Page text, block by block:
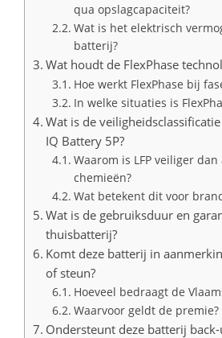
qua opslagcapaciteit?
Wat is het elektrisch
batterij?
Wat houdt de FlexPhase
Hoe werkt FlexPhase bij
In welke situaties is
Wat is de
IQ Battery 5P?
Waarom is LFP veiliger
chemieën?
Wat betekent dit voor
Wat is de gebruiksduur en
thuisbatterij?
Komt deze batterij in
of steun?
Hoeveel bedraagt de
Waarvoor geldt de premie?
Ondersteunt deze batterij